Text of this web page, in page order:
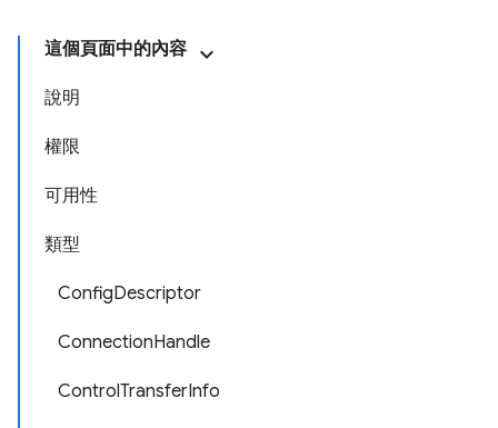
這個頁面中的內容
說明
權限
可用性
類型
ConfigDescriptor
ConnectionHandle
ControlTransferInfo